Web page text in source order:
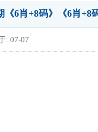
《6肖+8码》《6肖+8
: 07-07